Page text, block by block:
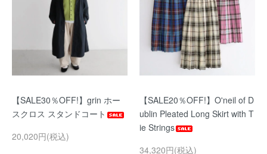
【SALE30％OFF!】grin ホー
スクロス スタンドコート
20,020円(税込)
【SALE20％OFF!】O'neil of D
ublin Pleated Long Skirt with T
ie Strings
34,320円(税込)